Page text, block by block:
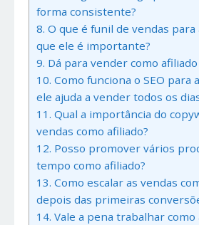
forma consistente?
8. O que é funil de vendas
que ele é importante?
9. Dá para vender como
10. Como funciona o SEO para
ele ajuda a vender todos os
11. Qual a importância do
vendas como afiliado?
12. Posso promover vários
tempo como afiliado?
13. Como escalar as vendas
depois das primeiras
14. Vale a pena trabalhar como